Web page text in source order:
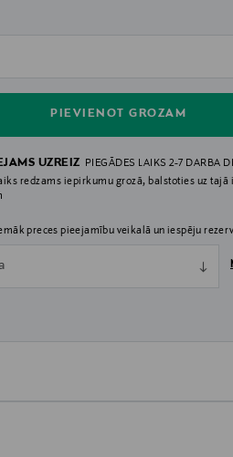
PIEVIENOT GROZAM
UZREIZ
PIEGĀDES LAIKS 2-7 DARBA
redzams iepirkumu grozā, balstoties uz tajā
preces pieejamību veikalā un iespēju